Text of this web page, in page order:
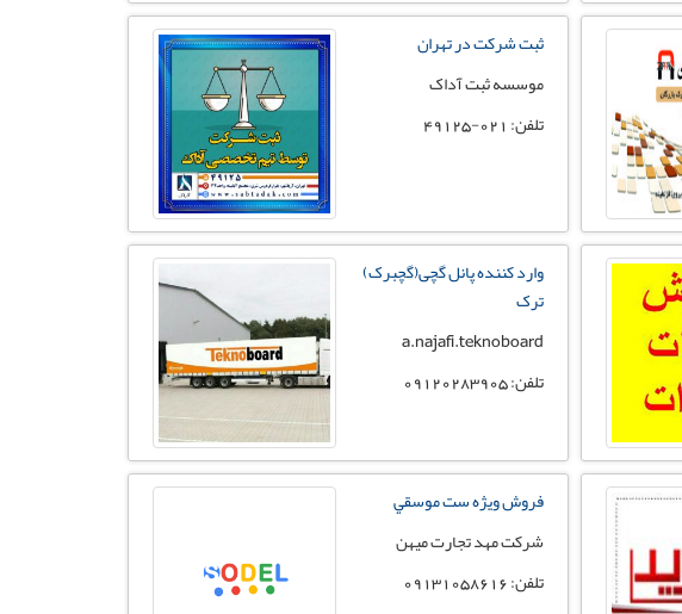
ثبت شرکت در تهران
موسسه ثبت آداک
تلفن: 021-49125
وارد کننده پانل گچی(گچبرک)
ترک
a.najafi.teknoboard
تلفن: 09120283905
فروش ويژه ست موسقي
شركت مهد تجارت ميهن
تلفن: 09131058616